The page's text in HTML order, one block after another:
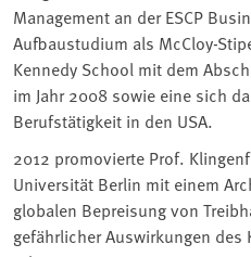
Management an der ESCP
Aufbaustudium als McCloy-
Kennedy School mit dem
im Jahr 2008 sowie eine sich
Berufstätigkeit in den USA.
2012 promovierte Prof.
Universität Berlin mit einem
globalen Bepreisung von
gefährlicher Auswirkungen des